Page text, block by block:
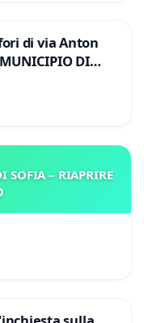
di via Anton
DI
SOFIA – RIAPRIRE